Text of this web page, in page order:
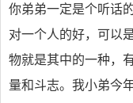
你弟弟一定是个听话
对一个人的好，可以
物就是其中的一种，
量和斗志。我小弟今